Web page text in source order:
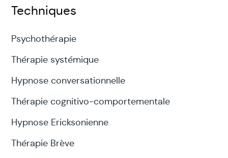
Techniques
Psychothérapie
Thérapie systémique
Hypnose conversationnelle
Thérapie cognitivo-comportementale
Hypnose Ericksonienne
Thérapie Brève